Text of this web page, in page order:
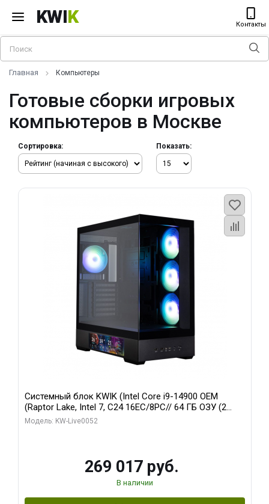
KWIK Контакты
Главная Компьютеры
Готовые сборки игровых
компьютеров в Москве
Сортировка: Показать:
Системный блок KWIK (Intel Core i9-14900 OEM
(Raptor Lake, Intel 7, C24 16EC/8PC// 64 ГБ ОЗУ (2
модуля)/ Palit RTX5080 GAMINGPRO OC 16GB GDDR7
Модель: KW-Live0052
269 017 руб.
В наличии